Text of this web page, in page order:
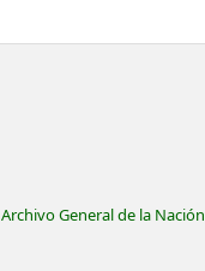
General de la Nación